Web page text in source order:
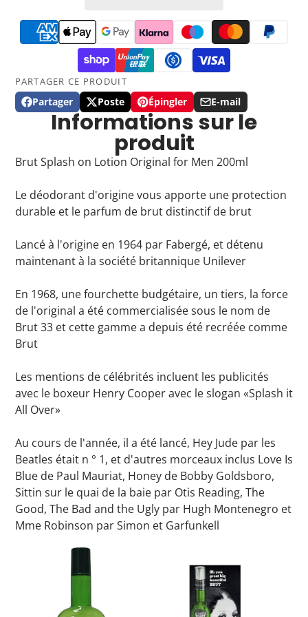
PARTAGER CE PRODUIT
Partager
Partager
Ouvre
fenêtre.
Poste
Publier
sur
Ouvre
dans
nouvelle
fenêtre.
Épingler
Épingler
sur
Pinterest
Ouvre
dans
nouvelle
fenêtre.
E-mail
Partager
par
Informations sur le
produit
Brut Splash on Lotion Original for Men 200ml
Le déodorant d'origine vous apporte une protection
durable et le parfum de brut distinctif de brut
Lancé à l'origine en 1964 par Fabergé, et détenu
maintenant à la société britannique Unilever
En 1968, une fourchette budgétaire, un tiers, la force
de l'original a été commercialisée sous le nom de
Brut 33 et cette gamme a depuis été recréée comme
Brut
Les mentions de célébrités incluent les publicités
avec le boxeur Henry Cooper avec le slogan «Splash it
All Over»
Au cours de l'année, il a été lancé, Hey Jude par les
Beatles était n ° 1, et d'autres morceaux inclus Love Is
Blue de Paul Mauriat, Honey de Bobby Goldsboro,
Sittin sur le quai de la baie par Otis Reading, The
Good, The Bad and the Ugly par Hugh Montenegro et
Mme Robinson par Simon et Garfunkell